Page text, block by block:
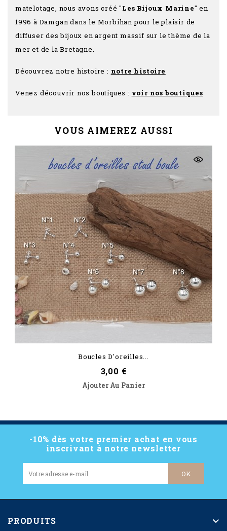
matelotage, nous avons créé "Les Bijoux Marine" en
1996 à Damgan dans le Morbihan pour le plaisir de
diffuser des bijoux en argent massif sur le thème de la
mer et de la Bretagne.
Découvrez notre histoire : notre histoire
Venez découvrir nos boutiques : voir nos boutiques
VOUS AIMEREZ AUSSI
Boucles D'oreilles...
Prix
3,00 €
Ajouter Au Panier
-10% dès votre premier achat en vous
inscrivant à notre newsletter
PRODUITS 